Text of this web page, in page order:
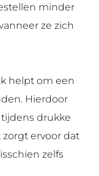
minder
ze zich
helpt om een
Hierdoor
drukke
ervoor dat
zelfs